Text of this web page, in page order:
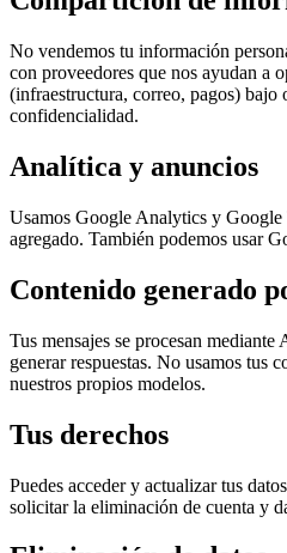
No vendemos tu información
con proveedores que nos ayudan a
(infraestructura, correo, pagos) bajo
confidencialidad.
Analítica y anuncios
Usamos Google Analytics y Google
agregado. También podemos usar
Contenido generado
Tus mensajes se procesan mediante
generar respuestas. No usamos tus
nuestros propios modelos.
Tus derechos
Puedes acceder y actualizar tus
solicitar la eliminación de cuenta y